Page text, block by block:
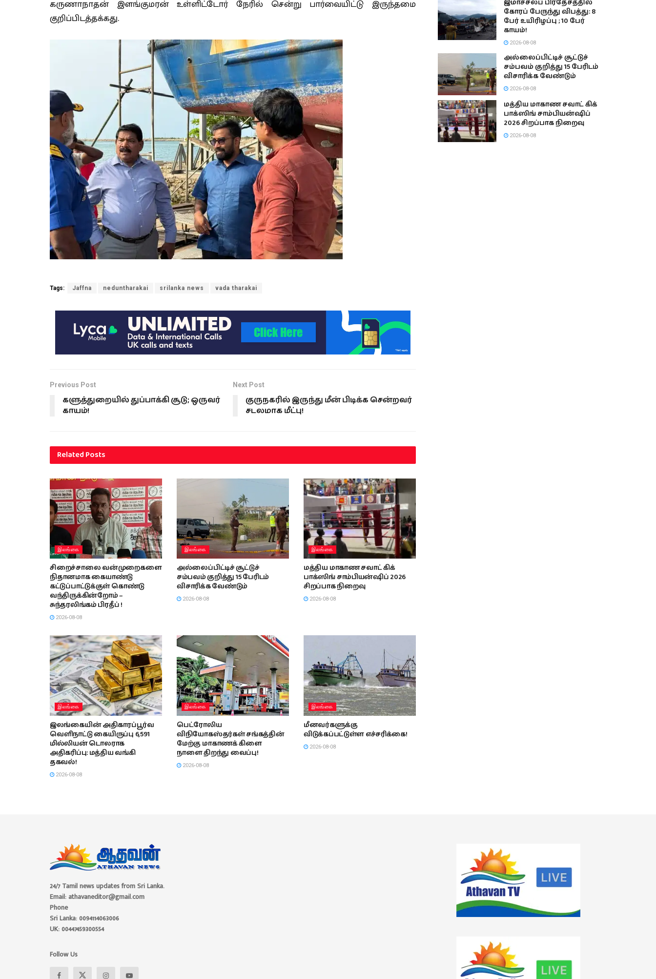
கருணாநாதன் இளங்குமரன் உள்ளிட்டோர் நேரில் சென்று பார்வையிட்டு இருந்தமை
குறிப்பிடத்தக்கது.
Tags: Jaffna neduntharakai srilanka news vada tharakai
Previous Post
களுத்துறையில் துப்பாக்கி சூடு; ஒருவர்
காயம்!
Next Post
குருநகரில் இருந்து மீன் பிடிக்க சென்றவர்
சடலமாக மீட்பு!
RelatedPosts
இலங்கை
சிறைச்சாலை வன்முறைகளை
நிதானமாக கையாண்டு
கட்டுப்பாட்டுக்குள் கொண்டு
வந்திருக்கின்றோம் –
சுந்தரலிங்கம் பிரதீப் !
2026-08-08
இலங்கை
அல்லைப்பிட்டிச் சூட்டுச்
சம்பவம் குறித்து 15 பேரிடம்
விசாரிக்க வேண்டும்
2026-08-08
இலங்கை
மத்திய மாகாண சவாட் கிக்
பாக்ஸிங் சாம்பியன்ஷிப் 2026
சிறப்பாக நிறைவு
2026-08-08
இலங்கை
இலங்கையின் அதிகாரப்பூர்வ
வெளிநாட்டு கையிருப்பு 6,591
மில்லியன் டொலராக
அதிகரிப்பு: மத்திய வங்கி
தகவல்!
2026-08-08
இலங்கை
பெட்ரோலிய
விநியோகஸ்தர்கள் சங்கத்தின்
மேற்கு மாகாணக் கிளை
நாளை திறந்து வைப்பு!
2026-08-08
இலங்கை
மீனவர்களுக்கு
விடுக்கப்பட்டுள்ள எச்சரிக்கை!
2026-08-08
இமாச்சலப் பிரதேசத்தில்
கோரப் பேருந்து விபத்து: 8
பேர் உயிரிழப்பு ; 10 பேர்
காயம்!
2026-08-08
அல்லைப்பிட்டிச் சூட்டுச்
சம்பவம் குறித்து 15 பேரிடம்
விசாரிக்க வேண்டும்
2026-08-08
மத்திய மாகாண சவாட் கிக்
பாக்ஸிங் சாம்பியன்ஷிப்
2026 சிறப்பாக நிறைவு
2026-08-08
24/7 Tamil news updates from Sri Lanka.
Email: athavaneditor@gmail.com
Phone
Sri Lanka: 0094114063006
UK: 00447459300554
Follow Us